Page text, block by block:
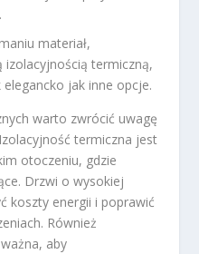
materiał,
izolacyjnością termiczną,
jak inne opcje.
warto zwrócić uwagę
termiczna jest
otoczeniu, gdzie
Drzwi o wysokiej
koszty energii i poprawić
Również
aby